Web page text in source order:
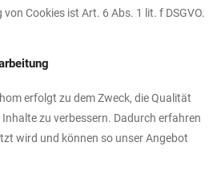
Cookies ist Art. 6 Abs. 1 lit. f DSGVO.
erfolgt zu dem Zweck, die Qualität
zu verbessern. Dadurch erfahren
wird und können so unser Angebot